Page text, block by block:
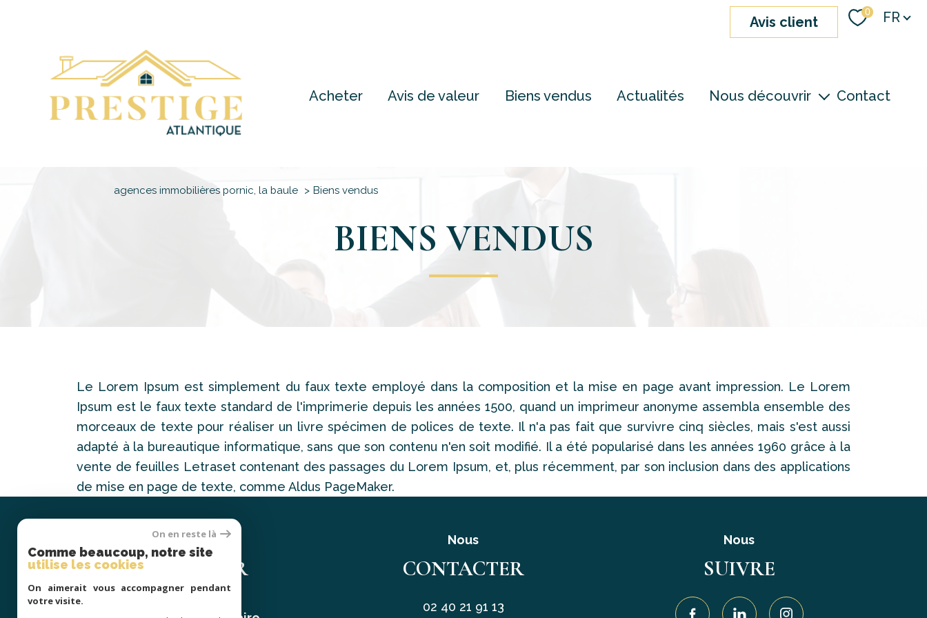
avis client
0 Langue
FR
Acheter Avis de valeur Biens vendus Actualités Nous découvrir Contact
agences immobilières pornic, la baule Biens vendus
BIENS VENDUS
Le Lorem Ipsum est simplement du faux texte employé dans la composition et la mise en page avant impression. Le Lorem
Ipsum est le faux texte standard de l'imprimerie depuis les années 1500, quand un imprimeur anonyme assembla ensemble des
morceaux de texte pour réaliser un livre spécimen de polices de texte. Il n'a pas fait que survivre cinq siècles, mais s'est aussi
adapté à la bureautique informatique, sans que son contenu n'en soit modifié. Il a été popularisé dans les années 1960 grâce à la
vente de feuilles Letraset contenant des passages du Lorem Ipsum, et, plus récemment, par son inclusion dans des applications
de mise en page de texte, comme Aldus PageMaker.
Se
CONNECTER
Nous
CONTACTER
02 40 21 91 13
Nous
SUIVRE
On en reste là
Comme beaucoup, notre site
utilise les cookies
On aimerait vous accompagner pendant
votre visite.